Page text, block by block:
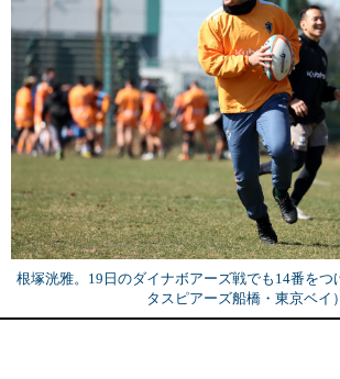
根塚洸雅。19日のダイナボアーズ戦でも14番をつ
タスピアーズ船橋・東京ベイ）